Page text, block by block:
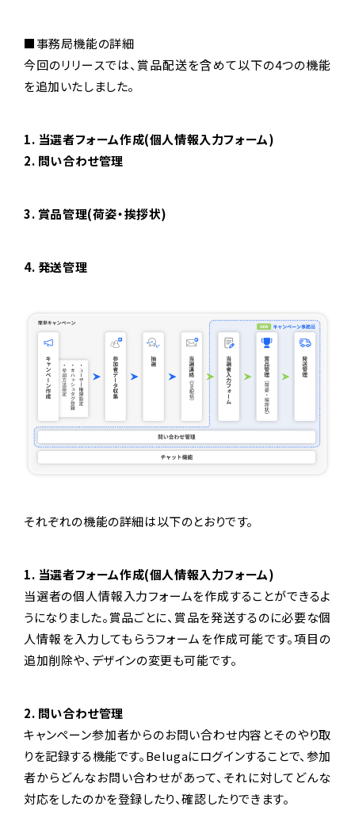
■事務局機能の詳細
今回のリリースでは、賞品配送を含めて以下の4つの機能
を追加いたしました。
1. 当選者フォーム作成(個人情報入力フォーム)
2. 問い合わせ管理
3. 賞品管理(荷姿・挨拶状)
4. 発送管理
それぞれの機能の詳細は以下のとおりです。
1. 当選者フォーム作成(個人情報入力フォーム)
当選者の個人情報入力フォームを作成することができるよ
うになりました。賞品ごとに、賞品を発送するのに必要な個
人情報を入力してもらうフォームを作成可能です。項目の
追加削除や、デザインの変更も可能です。
2. 問い合わせ管理
キャンペーン参加者からのお問い合わせ内容とそのやり取
りを記録する機能です。Belugaにログインすることで、参加
者からどんなお問い合わせがあって、それに対してどんな
対応をしたのかを登録したり、確認したりできます。